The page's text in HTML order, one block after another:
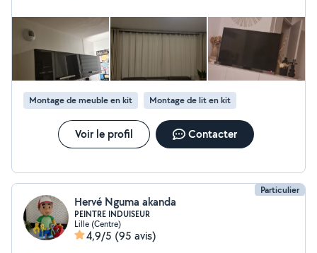
(chargement, déchargement, montage et remontage
des meubles) ainsi que les petits travaux d'électricité,
tels que le remplacement de prises, d'interrupteurs, de
luminaires, l'installation de ventilateurs de plafond et
d'autres équipements électriques simples. Je dispose
de tout le matériel professionnel nécessaire pour
réaliser un travail propre, soigné et de qualité. Sérieux,
réactif et à l'écoute, je m'engage à respecter les délais
et à assurer votre satisfaction. Devis rapide, tarifs
transparents et intervention avec le plus grand soin.
Montage de meuble en kit Montage de lit en kit
Voir le profil Contacter
Particulier
Hervé Nguma akanda
PEINTRE INDUISEUR
Lille (Centre)
4,9/5 (95 avis)